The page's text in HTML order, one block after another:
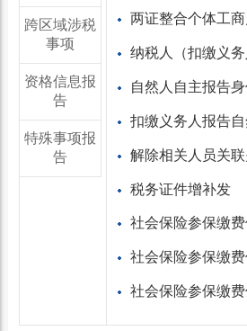
跨区域涉税
事项
资格信息报
告
特殊事项报
告
两证整合个体工
纳税人（扣缴义
自然人自主报告
扣缴义务人报告
解除相关人员关
税务证件增补发
社会保险参保缴
社会保险参保缴
社会保险参保缴